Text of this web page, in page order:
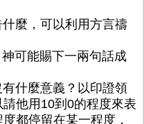
麼，可以利用方言禱
可能賜下一兩句話成
什麼意義？以印證領
他用10到0的程度來表
都停留在某一程度，